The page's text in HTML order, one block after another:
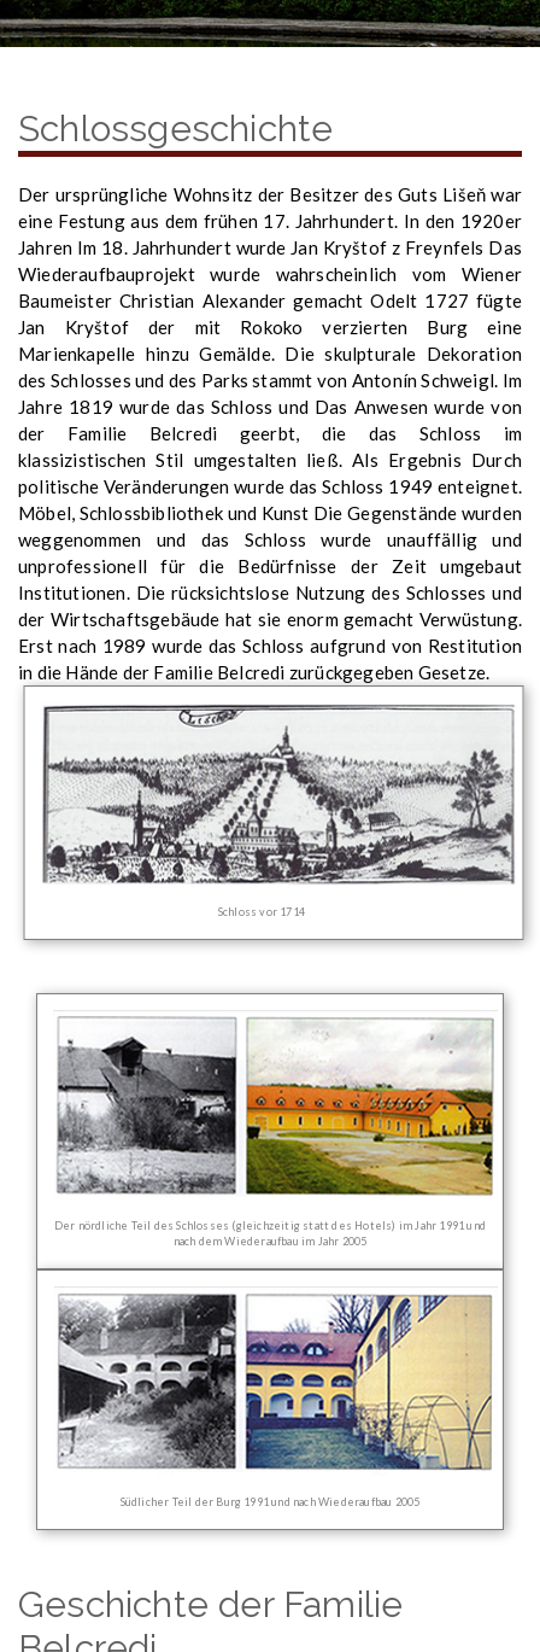
Schlossgeschichte
Der ursprüngliche Wohnsitz der Besitzer des Guts Lišeň war
eine Festung aus dem frühen 17. Jahrhundert. In den 1920er
Jahren Im 18. Jahrhundert wurde Jan Kryštof z Freynfels Das
Wiederaufbauprojekt wurde wahrscheinlich vom Wiener
Baumeister Christian Alexander gemacht Odelt 1727 fügte
Jan Kryštof der mit Rokoko verzierten Burg eine
Marienkapelle hinzu Gemälde. Die skulpturale Dekoration
des Schlosses und des Parks stammt von Antonín Schweigl. Im
Jahre 1819 wurde das Schloss und Das Anwesen wurde von
der Familie Belcredi geerbt, die das Schloss im
klassizistischen Stil umgestalten ließ. Als Ergebnis Durch
politische Veränderungen wurde das Schloss 1949 enteignet.
Möbel, Schlossbibliothek und Kunst Die Gegenstände wurden
weggenommen und das Schloss wurde unauffällig und
unprofessionell für die Bedürfnisse der Zeit umgebaut
Institutionen. Die rücksichtslose Nutzung des Schlosses und
der Wirtschaftsgebäude hat sie enorm gemacht Verwüstung.
Erst nach 1989 wurde das Schloss aufgrund von Restitution
in die Hände der Familie Belcredi zurückgegeben Gesetze.
Schloss vor 1714
Der nördliche Teil des Schlosses (gleichzeitig statt des Hotels) im Jahr 1991 und
nach dem Wiederaufbau im Jahr 2005
Südlicher Teil der Burg 1991 und nach Wiederaufbau 2005
Geschichte der Familie